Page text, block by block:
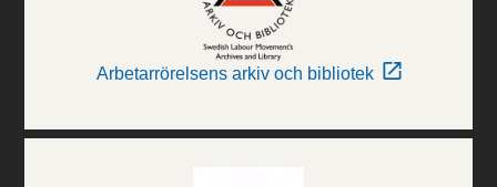
Arbetarrörelsens arkiv och bibliotek